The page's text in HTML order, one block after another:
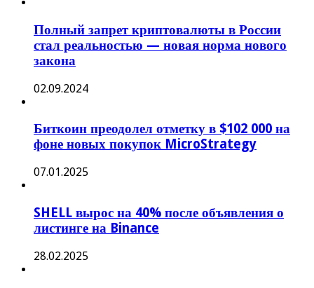
Полный запрет криптовалюты в России
стал реальностью — новая норма нового
закона
02.09.2024
Биткоин преодолел отметку в $102 000 на
фоне новых покупок MicroStrategy
07.01.2025
SHELL вырос на 40% после объявления о
листинге на Binance
28.02.2025